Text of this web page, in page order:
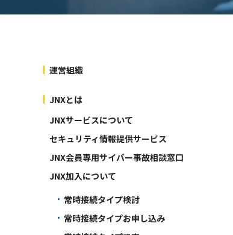
運営組織
JNXとは
JNXサービスについて
セキュリティ情報提供サービス
JNX会員専用サイバー事故相談窓口
JNX加入について
常時接続タイプ検討
常時接続タイプお申し込み